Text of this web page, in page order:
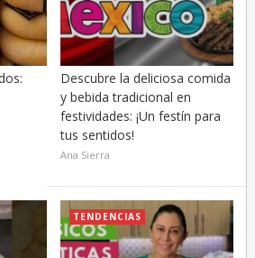
Descubre la deliciosa comida
y bebida tradicional en
festividades: ¡Un festín para
tus sentidos!
Ana Sierra
TENDENCIAS